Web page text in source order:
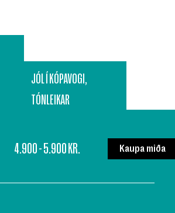
JÓL Í KÓPAVOGI ,
TÓNLEIKAR
4.900 - 5.900 KR. Kaupa miða